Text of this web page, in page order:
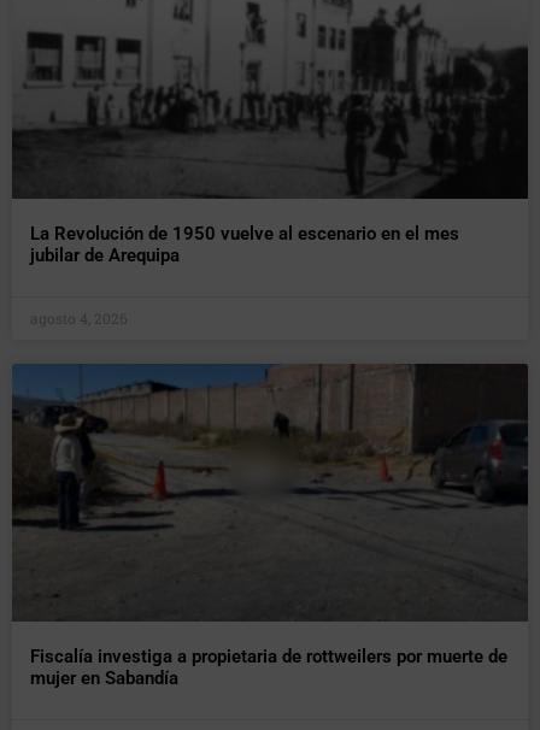
La Revolución de 1950 vuelve al escenario en el mes
jubilar de Arequipa
agosto 4, 2026
Fiscalía investiga a propietaria de rottweilers por muerte de
mujer en Sabandía